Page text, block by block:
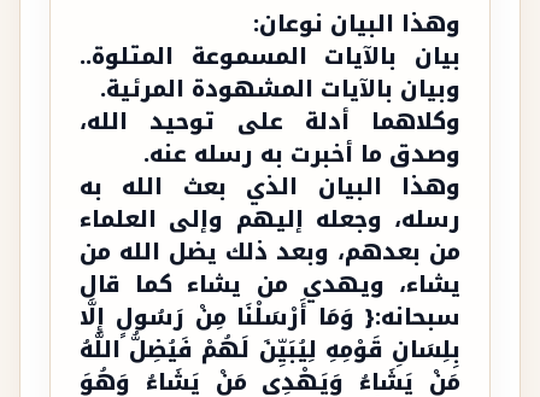
وهذا البيان نوعان:
بيان بالآيات المسموعة المتلوة..
وبيان بالآيات المشهودة المرئية.
وكلاهما أدلة على توحيد الله،
وصدق ما أخبرت به رسله عنه.
وهذا البيان الذي بعث الله به
رسله، وجعله إليهم وإلى العلماء
من بعدهم، وبعد ذلك يضل الله من
يشاء، ويهدي من يشاء كما قال
سبحانه:{ وَمَا أَرْسَلْنَا مِنْ رَسُولٍ إِلَّا
بِلِسَانِ قَوْمِهِ لِيُبَيِّنَ لَهُمْ فَيُضِلُّ اللَّهُ
مَنْ يَشَاءُ وَيَهْدِي مَنْ يَشَاءُ وَهُوَ